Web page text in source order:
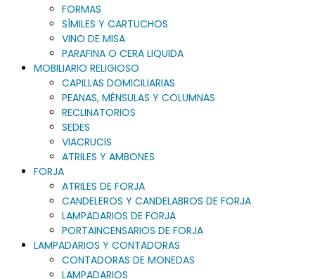
FORMAS
SÍMILES Y CARTUCHOS
VINO DE MISA
PARAFINA O CERA LIQUIDA
MOBILIARIO RELIGIOSO
CAPILLAS DOMICILIARIAS
PEANAS, MÉNSULAS Y COLUMNAS
RECLINATORIOS
SEDES
VIACRUCIS
ATRILES Y AMBONES
FORJA
ATRILES DE FORJA
CANDELEROS Y CANDELABROS DE FORJA
LAMPADARIOS DE FORJA
PORTAINCENSARIOS DE FORJA
LAMPADARIOS Y CONTADORAS
CONTADORAS DE MONEDAS
LAMPADARIOS